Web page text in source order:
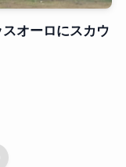
オーロにスカウ